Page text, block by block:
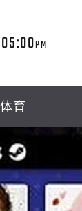
PM
育